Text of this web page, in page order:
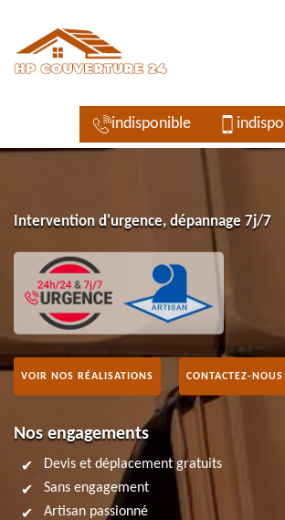
indisponible
Intervention d'urgence, dépannage 7j/7
VOIR NOS RÉALISATIONS CONTACTEZ-
Nos engagements
Devis et déplacement gratuits
Sans engagement
Artisan passionné